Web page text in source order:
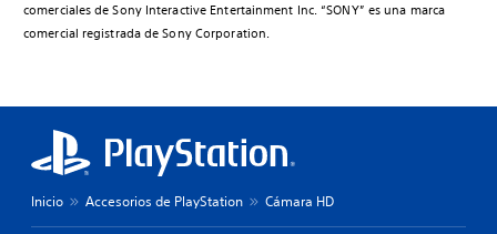
comerciales de Sony Interactive Entertainment Inc. “SONY” es una marca
comercial registrada de Sony Corporation.
Inicio Accesorios de PlayStation Cámara HD